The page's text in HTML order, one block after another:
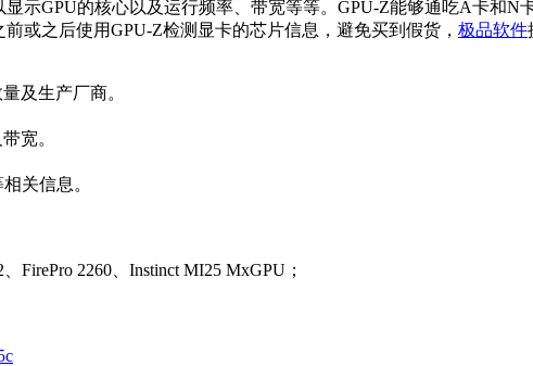
示GPU的核心以及运行频率、带宽等等。GPU-Z能够通吃A卡和
或之后使用GPU-Z检测显卡的芯片信息，避免买到假货， 极品软件
及生产厂商。
宽。
关信息。
FirePro 2260、Instinct MI25 MxGPU；